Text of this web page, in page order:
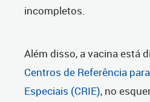
incompletos.
Além disso, a vacina está
Centros de Referência
Especiais (CRIE), no